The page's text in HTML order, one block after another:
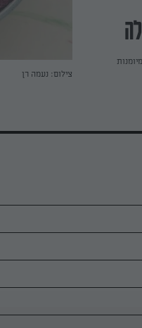
צילום: נעמה רן